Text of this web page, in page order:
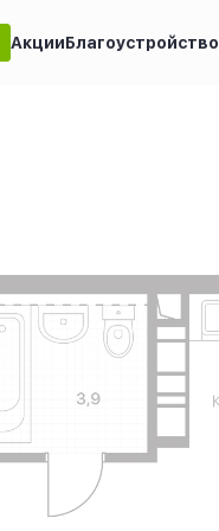
АкцииБлагоустройство